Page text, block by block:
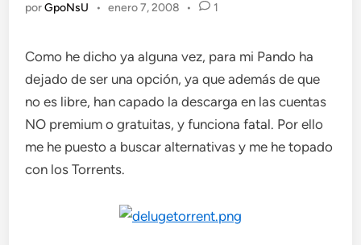
porGpoNsU • enero 7, 2008 • 1
Como he dicho ya alguna vez, para mi Pando ha
dejado de ser una opción, ya que además de que
no es libre, han capado la descarga en las cuentas
NO premium o gratuitas, y funciona fatal. Por ello
me he puesto a buscar alternativas y me he topado
con los Torrents.